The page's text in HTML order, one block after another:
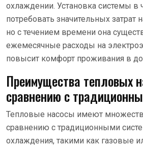
охлаждении. Установка системы
потребовать значительных затрат
но с течением времени она
ежемесячные расходы на
повысит комфорт проживания в
Преимущества тепловых
сравнению с
Тепловые насосы имеют
сравнению с традиционными
охлаждения, такими как газовые